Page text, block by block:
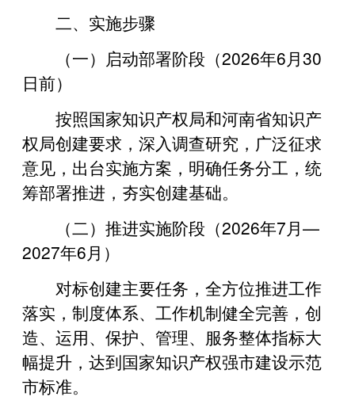
二、实施步骤
（一）启动部署阶段（2026年6月30
日前）
按照国家知识产权局和河南省知识产
权局创建要求，深入调查研究，广泛征求
意见，出台实施方案，明确任务分工，统
筹部署推进，夯实创建基础。
（二）推进实施阶段（2026年7月—
2027年6月）
对标创建主要任务，全方位推进工作
落实，制度体系、工作机制健全完善，创
造、运用、保护、管理、服务整体指标大
幅提升，达到国家知识产权强市建设示范
市标准。